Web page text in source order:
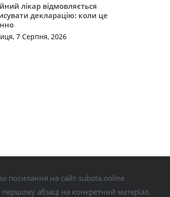
лікар відмовляється
декларацію: коли це
7 Серпня, 2026
посилання на сайт subota.online
абзаці на конкретний матеріал.